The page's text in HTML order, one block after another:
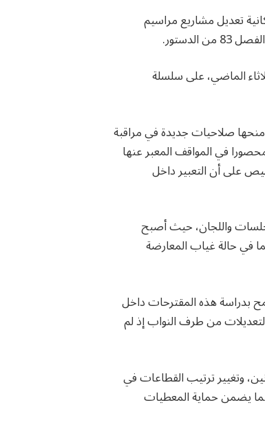
تعديل مشاريع مراسيم
الماضي، على سلسلة
صلاحيات جديدة في مراقبة
في المواقف المعبر عنها
على أن التعبير داخل
واللجان، حيث أصبح
في حالة غياب المعارضة
بدراسة هذه المقترحات داخل
من طرف النواب إذ لم
وتغيير ترتيب القطاعات في
بما يضمن حماية المعطيات